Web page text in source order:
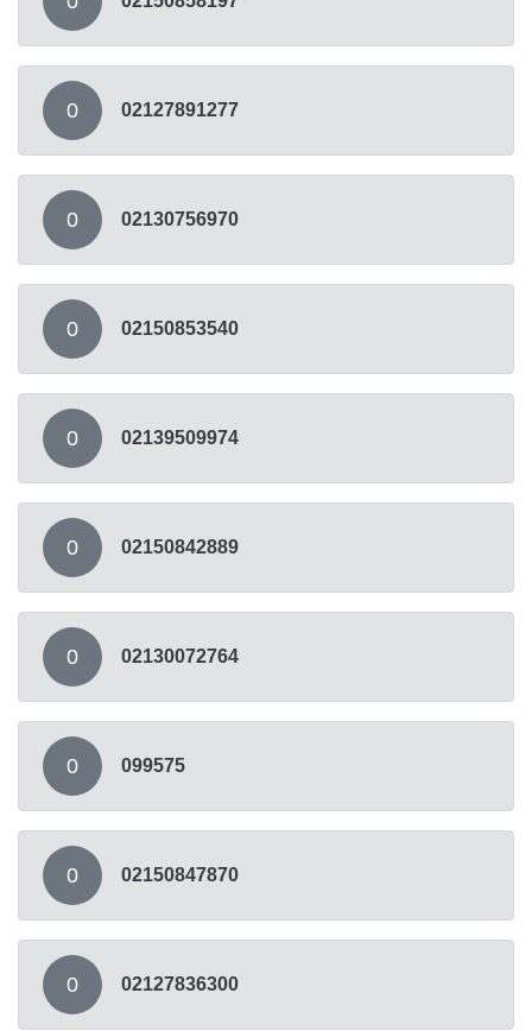
0 02127891277
0 02130756970
0 02150853540
0 02139509974
0 02150842889
0 02130072764
0 099575
0 02150847870
0 02127836300